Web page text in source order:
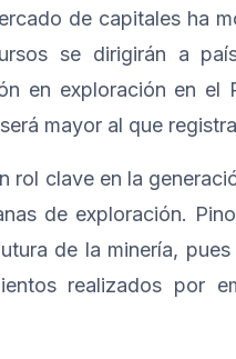
de capitales ha
se dirigirán a
en exploración en el
mayor al que
rol clave en la
de exploración.
de la minería,
realizados por